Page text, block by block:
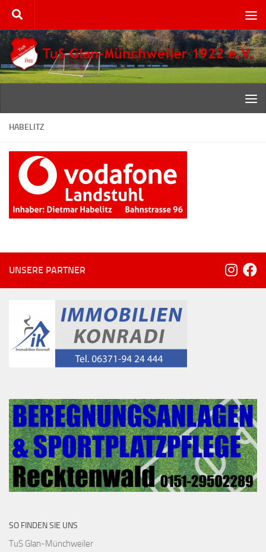
Zum Inhalt springen
HABELITZ
UNSERE PARTNER
SO FINDEN SIE UNS
TuS Glan-Münchweiler